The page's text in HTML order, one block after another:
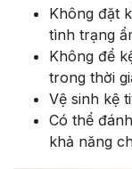
Không đặt
tình trạng
Không để
trong thời
Vệ sinh kệ
Có thể
khả năng